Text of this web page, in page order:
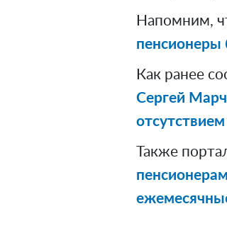
Напомним,
пенсионеры
Как ранее
Сергей
Также